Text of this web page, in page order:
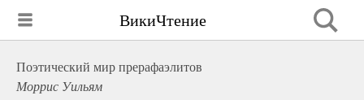
ВикиЧтение
Поэтический мир прерафаэлитов
Моррис Уильям